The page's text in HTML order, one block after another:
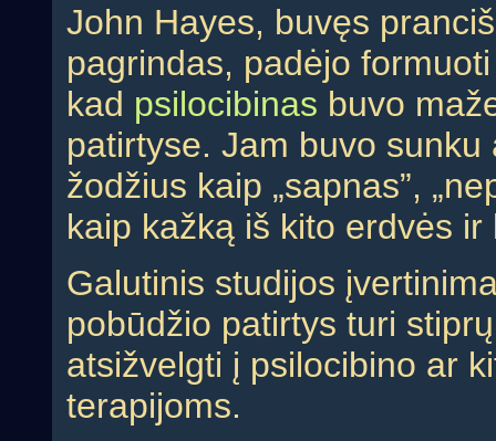
John Hayes, buvęs
pagrindas, padėjo
kad psilocibinas buvo
patirtyse. Jam buvo
žodžius kaip „sapnas”,
kaip kažką iš kito erdvės
Galutinis studijos
pobūdžio patirtys turi
atsižvelgti į psilocibino ar
terapijoms.